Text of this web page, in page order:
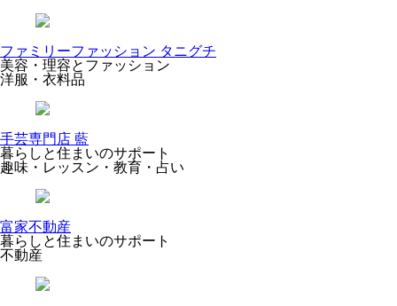
ファミリーファッション タニグチ
美容・理容とファッション
洋服・衣料品
手芸専門店 藍
暮らしと住まいのサポート
趣味・レッスン・教育・占い
富家不動産
暮らしと住まいのサポート
不動産